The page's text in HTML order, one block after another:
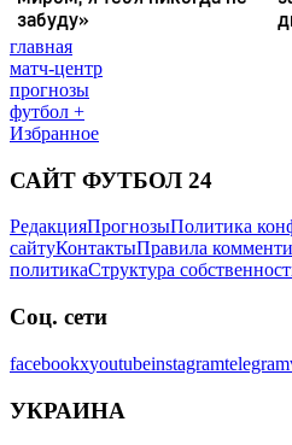
главная
матч-центр
прогнозы
футбол +
Избранное
САЙТ ФУТБОЛ 24
РедакцияПрогнозыПолитика
сайтуКонтактыПравила
политикаСтруктура
Соц. сети
facebookxyoutubeinstagramtelegram
УКРАИНА